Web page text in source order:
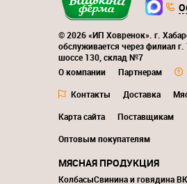
© 2026 «ИП Ховренок». г.
обслуживается через филиал г.
шоссе 130, склад №7
О компании
Партнерам
Контакты
Доставка
Карта сайта
Поставщикам
Оптовым покупателям
МЯСНАЯ ПРОДУКЦИЯ
КолбасыСвинина и говядина ВК